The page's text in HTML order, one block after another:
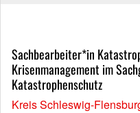
Sachbearbeiter*in
Krisenmanagement im
Katastrophenschutz
Kreis Schleswig-